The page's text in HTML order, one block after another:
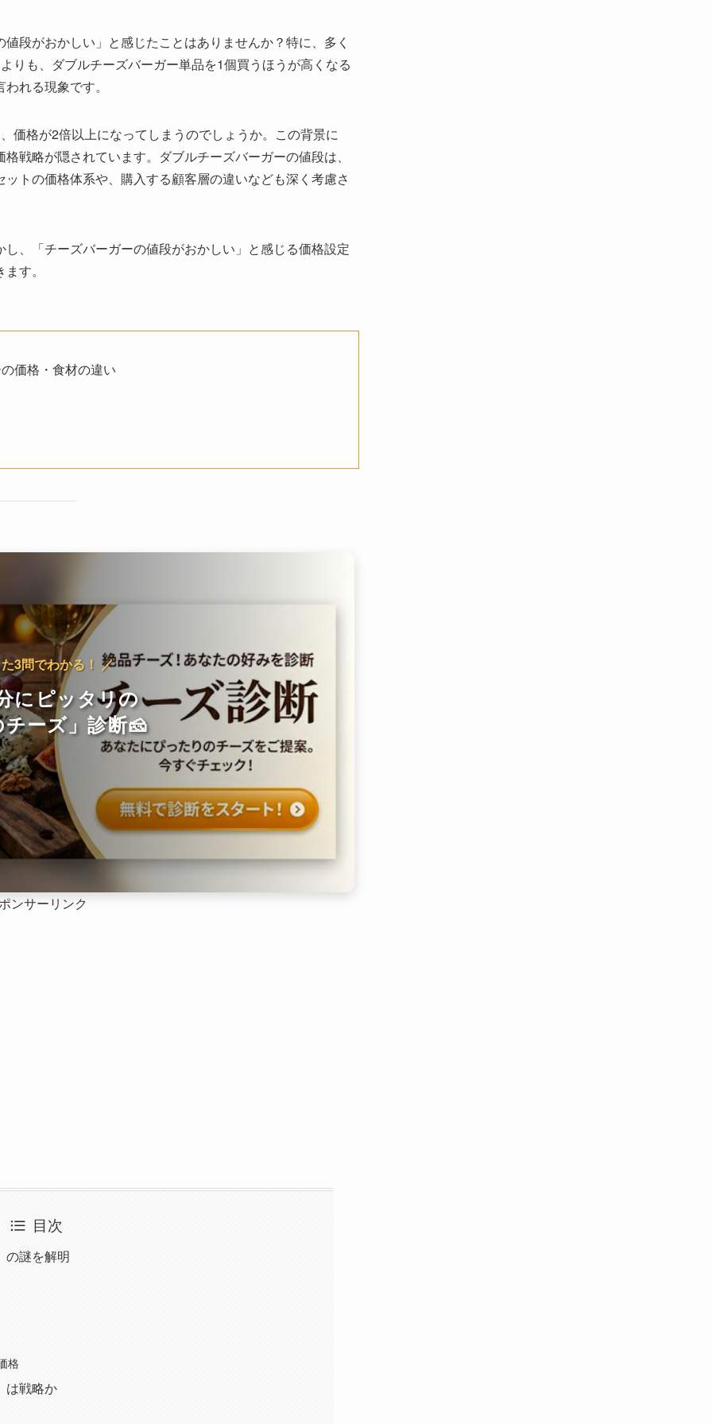
段がおかしい」と感じたことはありませんか？特に、多く
りも、ダブルチーズバーガー単品を1個買うほうが高くなる
れる現象です。
価格が2倍以上になってしまうのでしょうか。この背景に
戦略が隠されています。ダブルチーズバーガーの値段は、
トの価格体系や、購入する顧客層の違いなども深く考慮さ
、「チーズバーガーの値段がおかしい」と感じる価格設定
す。
価格・食材の違い
3問でわかる！ ／
にピッタリの
ーズ」診断🧀
ンサーリンク
目次
の謎を解明
格
は戦略か